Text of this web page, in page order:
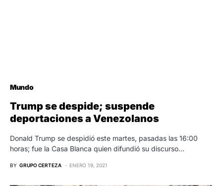
Mundo
Trump se despide; suspende
deportaciones a Venezolanos
Donald Trump se despidió este martes, pasadas las 16:00
horas; fue la Casa Blanca quien difundió su discurso…
BY GRUPO CERTEZA ENERO 19, 2021